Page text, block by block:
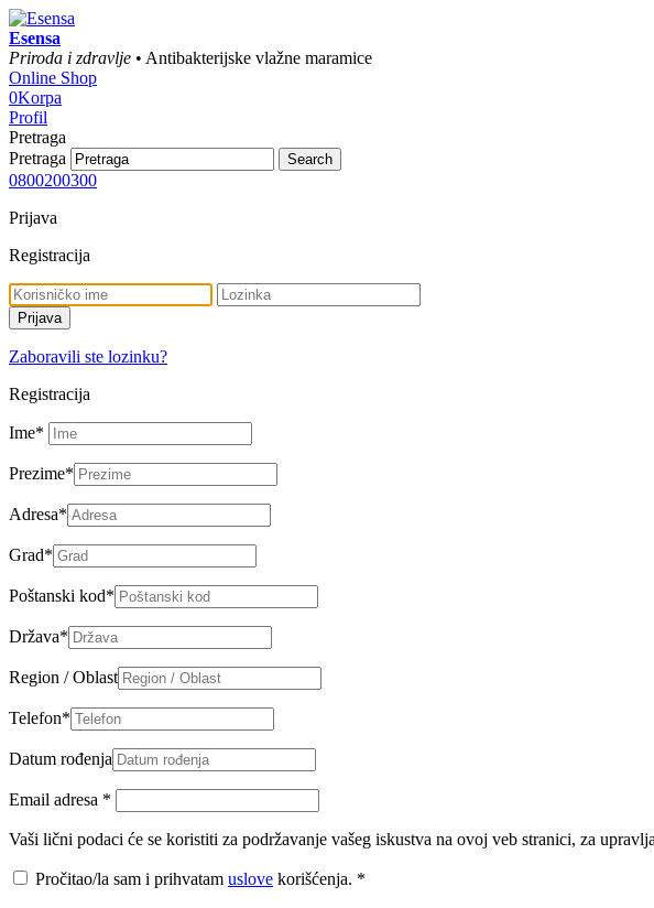
Esensa
Priroda i zdravlje • Antibakterijske vlažne maramice
Online Shop
0Korpa
Profil
Pretraga
Pretraga
0800200300
Prijava
Registracija
Zaboravili ste lozinku?
Registracija
Ime*
Prezime*
Adresa*
Grad*
Poštanski kod*
Država*
Region / Oblast
Telefon*
Datum rođenja
Email adresa *
Vaši lični podaci će se koristiti za podržavanje vašeg iskustva na ovoj veb stranici, za
Pročitao/la sam i prihvatam uslove korišćenja. *